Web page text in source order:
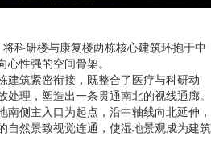
科研楼与康复楼两栋核心建筑环抱于中
心性强的空间骨架。
建筑紧密衔接，既整合了医疗与科研动
理，塑造出一条贯通南北的视线通廊。
南侧主入口为起点，沿中轴线向北延伸，
自然景致视觉连通，使湿地景观成为建筑